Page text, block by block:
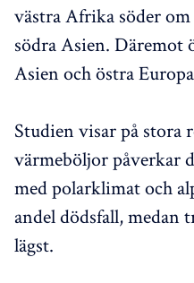
västra Afrika söder om
södra Asien. Däremot
Asien och östra
Studien visar på stora
värmeböljor påverkar
med polarklimat och
andel dödsfall, medan
lägst.